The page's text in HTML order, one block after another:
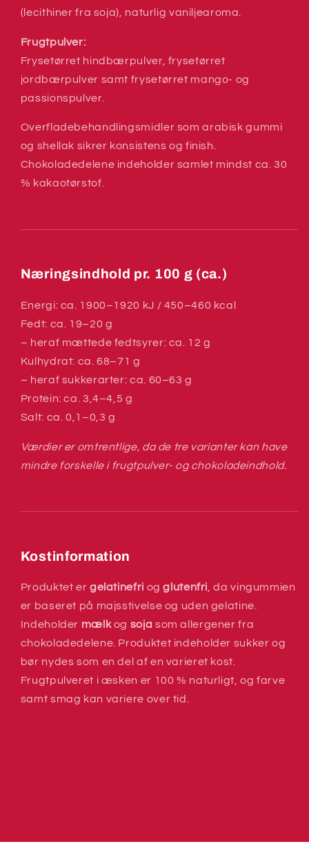
(lecithiner fra soja), naturlig vaniljearoma.
Frugtpulver:
Frysetørret hindbærpulver, frysetørret
jordbærpulver samt frysetørret mango- og
passionspulver.
Overfladebehandlingsmidler som arabisk gummi
og shellak sikrer konsistens og finish.
Chokoladedelene indeholder samlet mindst ca. 30
% kakaotørstof.
Næringsindhold pr. 100 g (ca.)
Energi: ca. 1900–1920 kJ / 450–460 kcal
Fedt: ca. 19–20 g
– heraf mættede fedtsyrer: ca. 12 g
Kulhydrat: ca. 68–71 g
– heraf sukkerarter: ca. 60–63 g
Protein: ca. 3,4–4,5 g
Salt: ca. 0,1–0,3 g
Værdier er omtrentlige, da de tre varianter kan have
mindre forskelle i frugtpulver- og chokoladeindhold.
Kostinformation
Produktet er gelatinefri ogglutenfri, da vingummien
er baseret på majsstivelse og uden gelatine.
Indeholder mælkog soja som allergener fra
chokoladedelene. Produktet indeholder sukker og
bør nydes som en del af en varieret kost.
Frugtpulveret i æsken er 100 % naturligt, og farve
samt smag kan variere over tid.